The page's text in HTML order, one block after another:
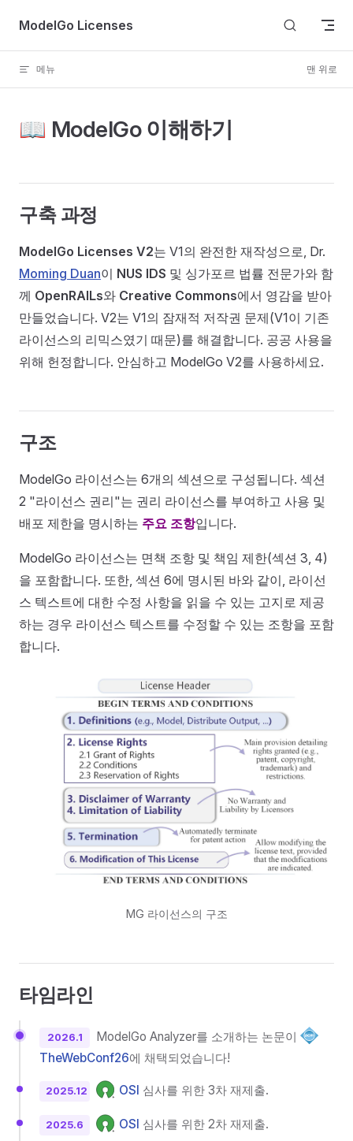
Skip to content
ModelGo Licenses
메뉴 맨 위로
📖 ModelGo 이해하기
구축 과정
ModelGo Licenses V2는 V1의 완전한 재작성으로, Dr.
Moming Duan이 NUS IDS 및 싱가포르 법률 전문가와 함
께 OpenRAILs와 Creative Commons에서 영감을 받아
만들었습니다. V2는 V1의 잠재적 저작권 문제(V1이 기존
라이선스의 리믹스였기 때문)를 해결합니다. 공공 사용을
위해 헌정합니다. 안심하고 ModelGo V2를 사용하세요.
구조
ModelGo 라이선스는 6개의 섹션으로 구성됩니다. 섹션
2 "라이선스 권리"는 권리 라이선스를 부여하고 사용 및
배포 제한을 명시하는 주요 조항입니다.
ModelGo 라이선스는 면책 조항 및 책임 제한(섹션 3, 4)
을 포함합니다. 또한, 섹션 6에 명시된 바와 같이, 라이선
스 텍스트에 대한 수정 사항을 읽을 수 있는 고지로 제공
하는 경우 라이선스 텍스트를 수정할 수 있는 조항을 포함
합니다.
MG 라이선스의 구조
타임라인
2026.1
ModelGo Analyzer를 소개하는 논문이
TheWebConf26에 채택되었습니다!
2025.12 OSI 심사를 위한 3차 재제출.
2025.6 OSI 심사를 위한 2차 재제출.